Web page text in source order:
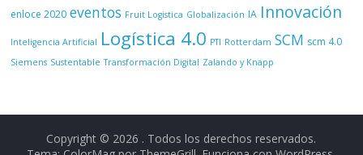
enloce 2020 eventos Fruit Logistica Globalización IA Innovación
Inteligencia Artificial Logística 4.0 PTI Rotterdam SCM scm 4.0
Siemens Sustentable Transformación Digital Zalando y Knapp
Copyright © 2026 . Todos los derechos reservados.